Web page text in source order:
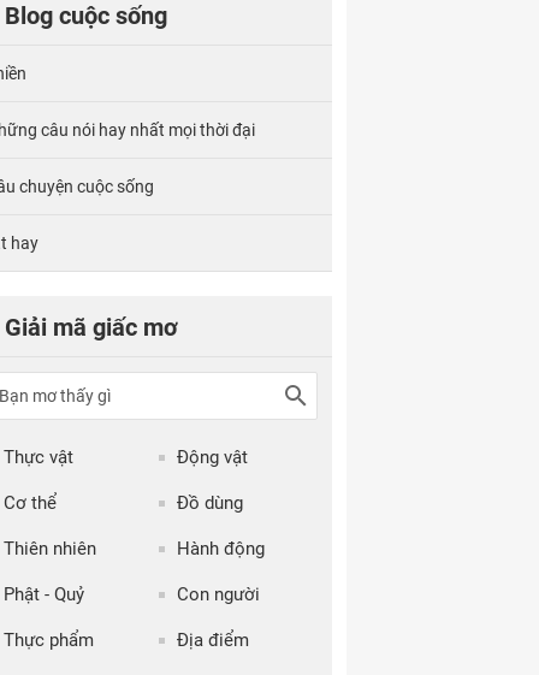
Blog cuộc sống
câu nói hay nhất mọi thời đại
chuyện cuộc sống
hay
Giải mã giấc mơ
Thực vật Động vật
Cơ thể Đồ dùng
Thiên nhiên Hành động
Phật - Quỷ Con người
Thực phẩm Địa điểm